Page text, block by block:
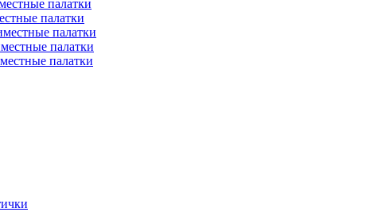
палатки
палатки
палатки
палатки
палатки